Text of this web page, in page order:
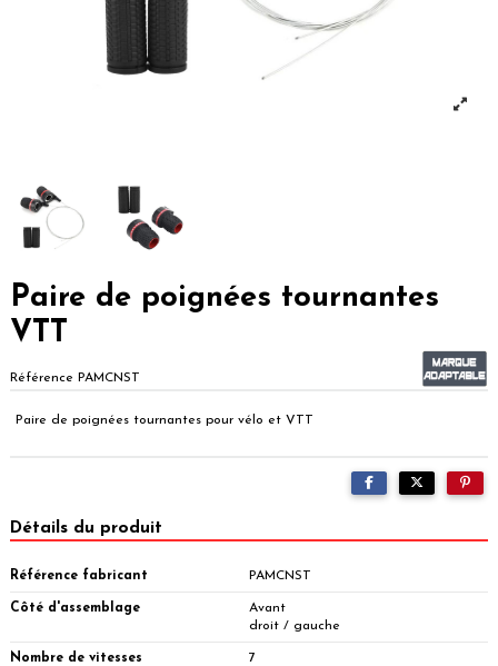
Paire de poignées tournantes
VTT
Référence PAMCNST
Paire de poignées tournantes pour vélo et VTT
Détails du produit
Référence fabricant PAMCNST
Côté d'assemblage
Avant
droit / gauche
Nombre de vitesses 7